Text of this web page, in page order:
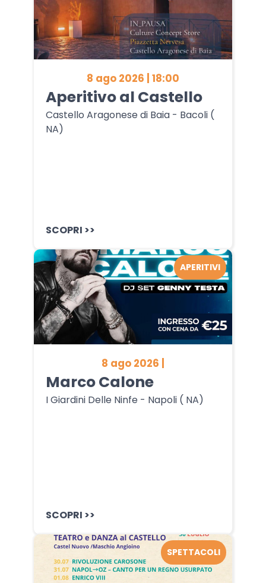
8 ago 2026 | 18:00
Aperitivo al Castello
Castello Aragonese di Baia - Bacoli (
NA)
SCOPRI >>
8 ago 2026 |
Marco Calone
I Giardini Delle Ninfe - Napoli ( NA)
SCOPRI >>
APERITIVI
SPETTACOLI